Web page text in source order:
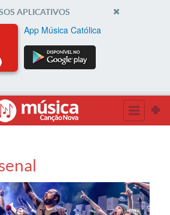
APLICATIVOS
App Música Católica